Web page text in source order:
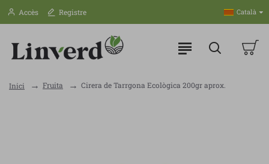
Accès Registre Català
Inici Fruita Cirera de Tarrgona Ecològica 200gr aprox.